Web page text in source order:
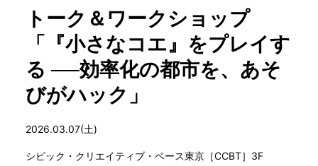
トーク＆ワークショップ
「『小さなコエ』をプレイす
る ──効率化の都市を、あそ
びがハック」
2026.03.07(土)
シビック・クリエイティブ・ベース東京［CCBT］3F